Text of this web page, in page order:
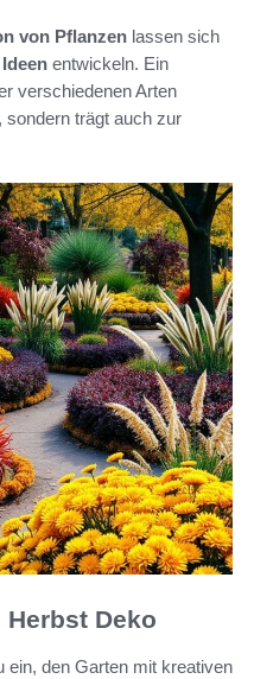
von Pflanzen lassen sich
entwickeln. Ein
verschiedenen Arten
trägt auch zur
Deko
ein, den Garten mit kreativen